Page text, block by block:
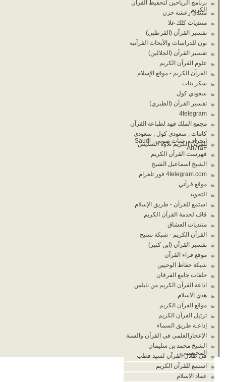
برنامج الرياحين لتحفيظ القران
الكريم
منتدى رعشة حزن
منتديات كلك غلا
تفسير القرآن (القرطبي)
نون للدراسات والأبحاث القرآنية
تفسير القرآن (الجلالين)
علوم القرآن الكريم
القرآن الكريم - موقع الإسلام
سكر بنات
سعودي كول
تفسير القرآن (الطبري)
4telegram
مجمع الملك فهد لطباعة القرآن
كامات , سعودي كول , سعودي
انحراف , شات صوتي , Saudi
An7raF
القرآن الكريم تلاوة السديس
فهرست القرآن الكريم
الشيخ اسماعيل الشيخ
4telegram.com فور تلغرام
موقع قرآني
التجويد
استمع للقرآن - طريق الإسلام
قاف لخدمة القرآن الكريم
منتديات العشاق
القرآن الكريم - شبكة نسيج
تفسير القرآن (ابن كثير)
موقع قراء القرآن
شبكة حفاظ الوحيين
حلقات جامع الفرقان
اذاعة القرآن الكريم من نابلس
هدي الاسلام
موقع القرآن الكريم
ترتيل القرآن الكريم
إذاعـة طريق السماء
الإعجازالعلمي في القرآن والسنة
الشيخ محمد بن سليمان
المحيسني
في ظلال القرآن لسيد قطب
استمع للقرآن الكريم
عماد الاسلام